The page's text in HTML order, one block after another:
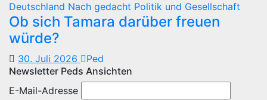
Deutschland Nach gedacht Politik und Gesellschaft
Ob sich Tamara darüber freuen
würde?
30. Juli 2026
Ped
Newsletter Peds Ansichten
E-Mail-Adresse